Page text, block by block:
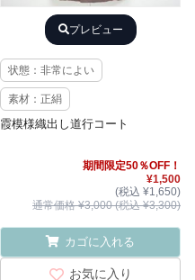
プレビュー
状態：非常によい
素材：正絹
霞模様織出し道行コート
期間限定50％OFF！
¥1,500
(税込 ¥1,650)
通常価格 ¥3,000 (税込 ¥3,300)
カゴに入れる
お気に入り